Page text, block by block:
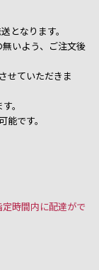
となります。
いよう、ご注文後
せていただきま
。
です。
時間内に配達がで